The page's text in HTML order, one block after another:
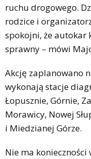
ruchu drogowego.
rodzice i
spokojni, że autokar
sprawny – mówi
Akcję zaplanowano
wykonają stacje
Łopusznie, Górnie,
Morawicy, Nowej
i Miedzianej Górze.
Nie ma